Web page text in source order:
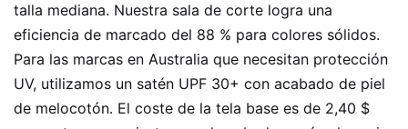
talla mediana. Nuestra sala de corte logra una
eficiencia de marcado del 88 % para colores sólidos.
Para las marcas en Australia que necesitan protección
UV, utilizamos un satén UPF 30+ con acabado de piel
de melocotón. El coste de la tela base es de 2,40 $